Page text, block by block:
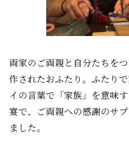
両家のご両親と自分たちを
作されたおふたり。ふたり
イの言葉で「家族」を意味
宴で、ご両親への感謝のサ
ました。